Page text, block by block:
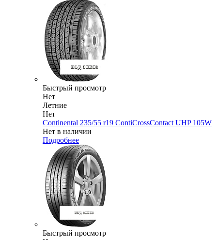
Быстрый просмотр
Нет
Летние
Нет
Continental 235/55 r19 ContiCrossContact UHP 105W
Нет в наличии
Подробнее
Быстрый просмотр